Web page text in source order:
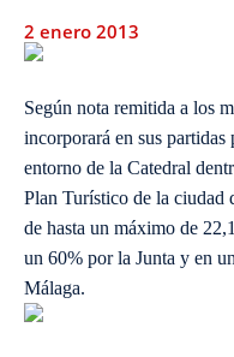
2 enero 2013
Según nota remitida a los
incorporará en sus partidas
entorno de la Catedral
Plan Turístico de la ciudad
de hasta un máximo de
un 60% por la Junta y en
Málaga.